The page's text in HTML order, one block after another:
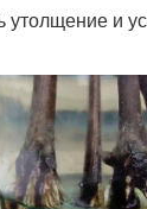
утолщение и